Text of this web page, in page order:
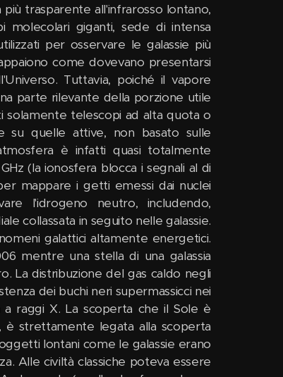
trasparente all'infrarosso lontano,
giganti, sede di intensa
per osservare le galassie più
come dovevano presentarsi
Tuttavia, poiché il vapore
parte rilevante della porzione utile
solamente telescopi ad alta quota o
su quelle attive, non basato sulle
è infatti quasi totalmente
(la ionosfera blocca i segnali al di
mappare i getti emessi dai nuclei
l'idrogeno neutro, includendo,
collassata in seguito nelle galassie.
galattici altamente energetici.
mentre una stella di una galassia
La distribuzione del gas caldo negli
dei buchi neri supermassicci nei
raggi X. La scoperta che il Sole è
è strettamente legata alla scoperta
lontani come le galassie erano
Alle civiltà classiche poteva essere